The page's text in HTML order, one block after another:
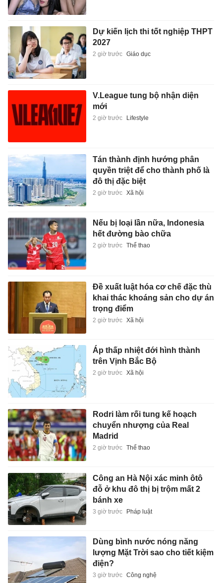
Dự kiến lịch thi tốt nghiệp THPT
2027
2 giờ trước Giáo dục
V.League tung bộ nhận diện
mới
2 giờ trước Lifestyle
Tán thành định hướng phân
quyền triệt để cho thành phố là
đô thị đặc biệt
2 giờ trước Xã hội
Nếu bị loại lần nữa, Indonesia
hết đường bào chữa
2 giờ trước Thể thao
Đề xuất luật hóa cơ chế đặc thù
khai thác khoáng sản cho dự án
trọng điểm
2 giờ trước Xã hội
Áp thấp nhiệt đới hình thành
trên Vịnh Bắc Bộ
2 giờ trước Xã hội
Rodri làm rối tung kế hoạch
chuyển nhượng của Real
Madrid
2 giờ trước Thể thao
Công an Hà Nội xác minh ôtô
đỗ ở khu đô thị bị trộm mất 2
bánh xe
3 giờ trước Pháp luật
Dùng bình nước nóng năng
lượng Mặt Trời sao cho tiết kiệm
điện?
3 giờ trước Công nghệ